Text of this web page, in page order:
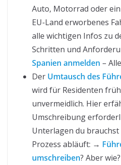
Auto, Motorrad oder
EU-Land erworbenes
alle wichtigen Infos zu
Schritten und
Spanien anmelden –
Der Umtausch des
wird für Residenten
unvermeidlich. Hier
Umschreibung
Unterlagen du
Prozess abläuft: →
umschreiben? Aber wie?